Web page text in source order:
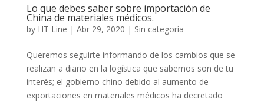
Lo que debes saber sobre importación de
China de materiales médicos.
by HT Line | Abr 29, 2020 | Sin categoría
Queremos seguirte informando de los cambios que se
realizan a diario en la logística que sabemos son de tu
interés; el gobierno chino debido al aumento de
exportaciones en materiales médicos ha decretado